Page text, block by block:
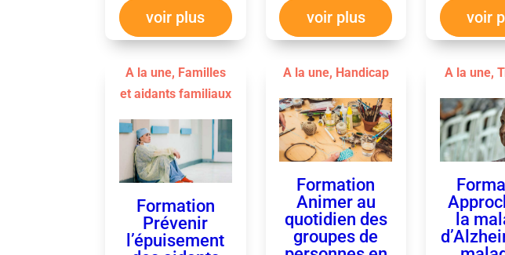
voir plus voir plus voir
A la une, Familles
et aidants familiaux
Formation
Prévenir
l’épuisement
A la une, Handicap
Formation
Animer au
quotidien des
groupes de
A la une,
la